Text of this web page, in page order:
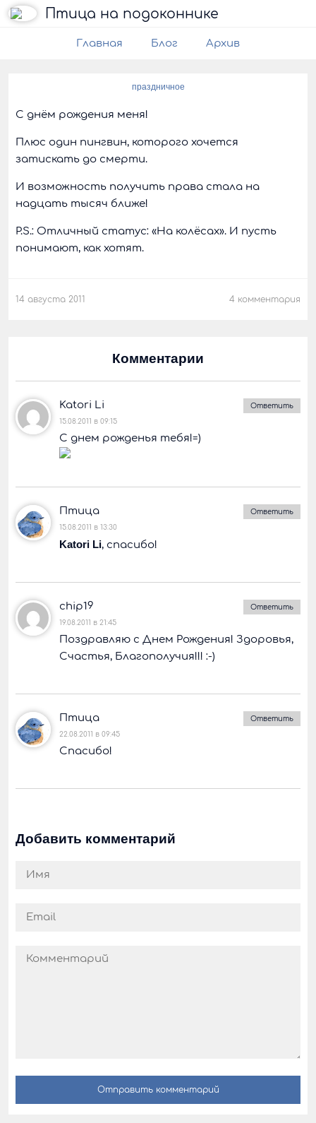
Птица на подоконнике
Главная Блог Архив
праздничное
С днём рождения меня!
Плюс один пингвин, которого хочется
затискать до смерти.
И возможность получить права стала на
надцать тысяч ближе!
P.S.: Отличный статус: «На колёсах». И пусть
понимают, как хотят.
14 августа 2011 4 комментария
Комментарии
Katori Li
15.08.2011 в 09:15
С днем рожденья тебя!=)
Ответить
Птица
15.08.2011 в 13:30
Katori Li, спасибо!
Ответить
chip19
19.08.2011 в 21:45
Поздравляю с Днем Рождения! Здоровья,
Счастья, Благополучия!!! :-)
Ответить
Птица
22.08.2011 в 09:45
Спасибо!
Ответить
Добавить комментарий